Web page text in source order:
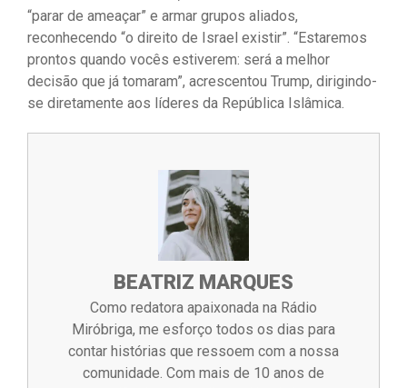
“parar de ameaçar” e armar grupos aliados,
reconhecendo “o direito de Israel existir”. “Estaremos
prontos quando vocês estiverem: será a melhor
decisão que já tomaram”, acrescentou Trump, dirigindo-
se diretamente aos líderes da República Islâmica.
BEATRIZ MARQUES
Como redatora apaixonada na Rádio
Miróbriga, me esforço todos os dias para
contar histórias que ressoem com a nossa
comunidade. Com mais de 10 anos de